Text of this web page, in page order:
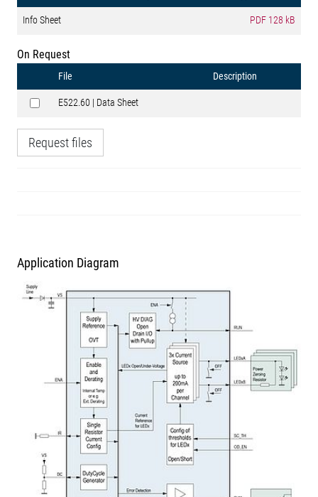
Info Sheet PDF 128 kB
On Request
File Description
E522.60 | Data Sheet
Request files
Application Diagram